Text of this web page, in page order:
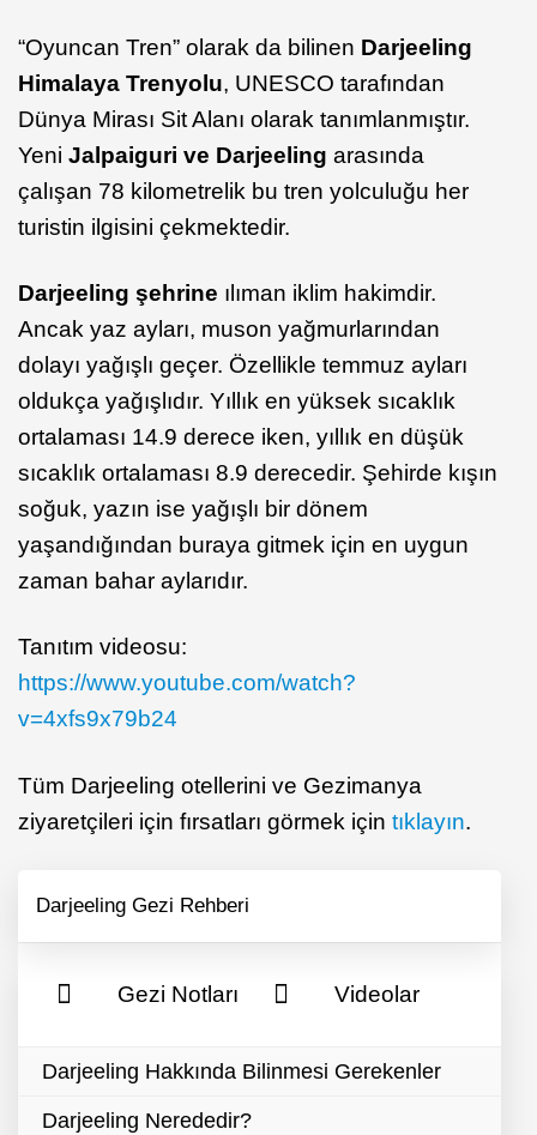
“Oyuncan Tren” olarak da bilinen Darjeeling
Himalaya Trenyolu, UNESCO tarafından
Dünya Mirası Sit Alanı olarak tanımlanmıştır.
Yeni Jalpaiguri ve Darjeeling arasında
çalışan 78 kilometrelik bu tren yolculuğu her
turistin ilgisini çekmektedir.
Darjeeling şehrine ılıman iklim hakimdir.
Ancak yaz ayları, muson yağmurlarından
dolayı yağışlı geçer. Özellikle temmuz ayları
oldukça yağışlıdır. Yıllık en yüksek sıcaklık
ortalaması 14.9 derece iken, yıllık en düşük
sıcaklık ortalaması 8.9 derecedir. Şehirde kışın
soğuk, yazın ise yağışlı bir dönem
yaşandığından buraya gitmek için en uygun
zaman bahar aylarıdır.
Tanıtım videosu:
https://www.youtube.com/watch?
v=4xfs9x79b24
Tüm Darjeeling otellerini ve Gezimanya
ziyaretçileri için fırsatları görmek için tıklayın.
Darjeeling Gezi Rehberi
Gezi Notları Videolar
Darjeeling Hakkında Bilinmesi Gerekenler
Darjeeling Nerededir?